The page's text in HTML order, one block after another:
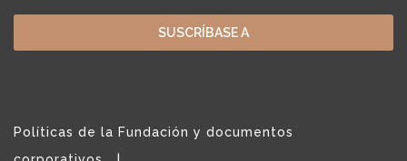
SUSCRÍBASE A
Políticas de la Fundación y documentos